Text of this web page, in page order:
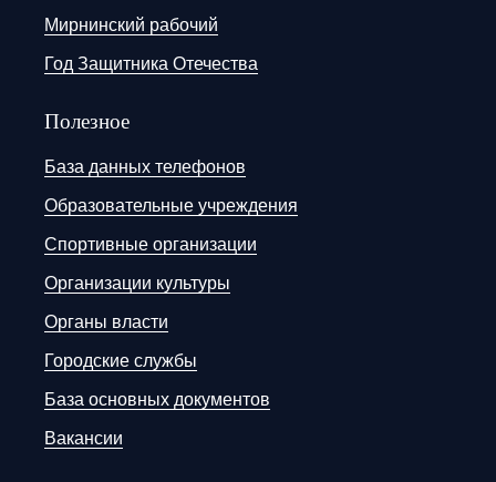
Мирнинский рабочий
Год Защитника Отечества
Полезное
База данных телефонов
Образовательные учреждения
Спортивные организации
Организации культуры
Органы власти
Городские службы
База основных документов
Вакансии